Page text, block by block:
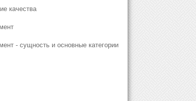
качества
- сущность и основные категории